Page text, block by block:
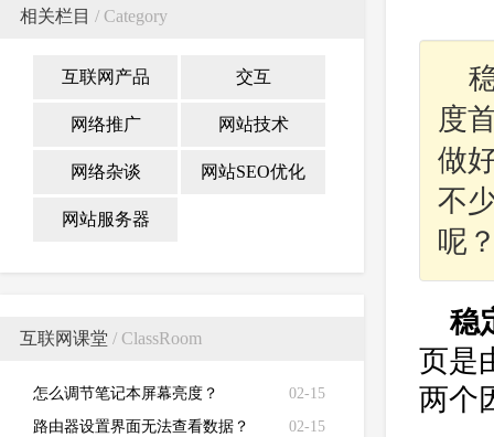
相关栏目 / Category
互联网产品 交互
网络推广 网站技术
网络杂谈 网站SEO优化
网站服务器
互联网课堂 / ClassRoom
02-15
怎么调节笔记本屏幕亮度？
02-15
路由器设置界面无法查看数据？
度
做
不
呢
稳
页是
两个